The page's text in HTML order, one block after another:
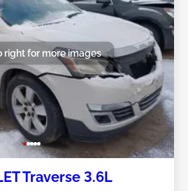
right for more images
Traverse 3.6L